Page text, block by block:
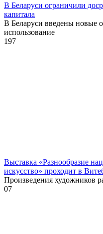
В Беларуси ограничили
капитала
В Беларуси введены новые
использование
197
Выставка «Разнообразие
искусство» проходит в
Произведения художников
07